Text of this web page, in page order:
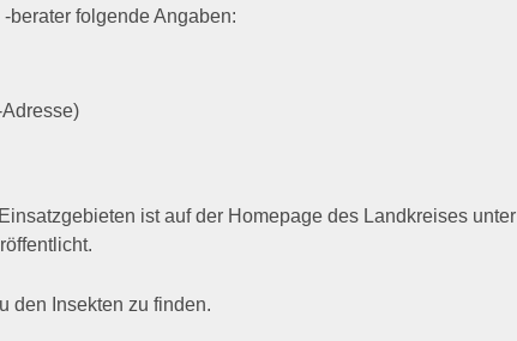
berater folgende Angaben:
ist auf der Homepage des Landkreises unter
den Insekten zu finden.